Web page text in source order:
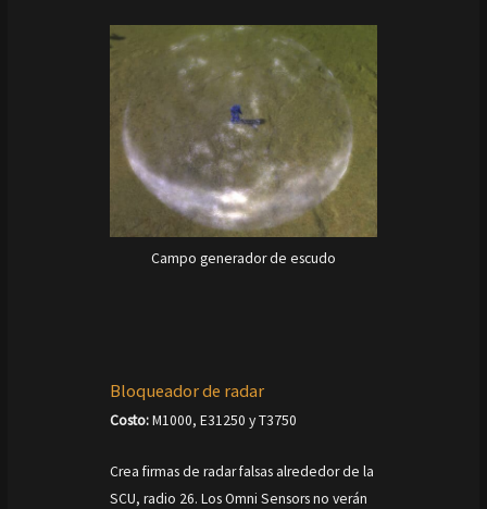
Campo generador de escudo
Bloqueador de radar
Costo:M1000, E31250 y T3750
Crea firmas de radar falsas alrededor de la
SCU, radio 26. Los Omni Sensors no verán